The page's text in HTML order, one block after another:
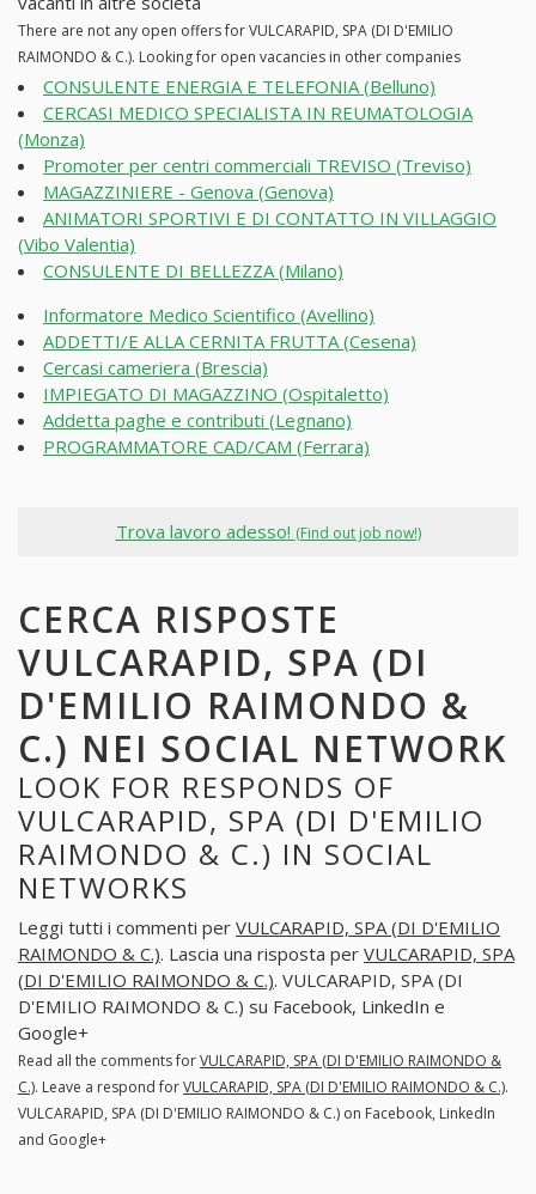
There are not any open offers for VULCARAPID, SPA (DI D'EMILIO
RAIMONDO & C.). Looking for open vacancies in other companies
CONSULENTE ENERGIA E TELEFONIA (Belluno)
CERCASI MEDICO SPECIALISTA IN REUMATOLOGIA
(Monza)
Promoter per centri commerciali TREVISO (Treviso)
MAGAZZINIERE - Genova (Genova)
ANIMATORI SPORTIVI E DI CONTATTO IN VILLAGGIO
(Vibo Valentia)
CONSULENTE DI BELLEZZA (Milano)
Informatore Medico Scientifico (Avellino)
ADDETTI/E ALLA CERNITA FRUTTA (Cesena)
Cercasi cameriera (Brescia)
IMPIEGATO DI MAGAZZINO (Ospitaletto)
Addetta paghe e contributi (Legnano)
PROGRAMMATORE CAD/CAM (Ferrara)
Trova lavoro adesso! (Find out job now!)
CERCA RISPOSTE
VULCARAPID, SPA (DI
D'EMILIO RAIMONDO &
C.) NEI SOCIAL NETWORK
LOOK FOR RESPONDS OF
VULCARAPID, SPA (DI D'EMILIO
RAIMONDO & C.) IN SOCIAL
NETWORKS
Leggi tutti i commenti per VULCARAPID, SPA (DI D'EMILIO
RAIMONDO & C.). Lascia una risposta per VULCARAPID, SPA
(DI D'EMILIO RAIMONDO & C.). VULCARAPID, SPA (DI
D'EMILIO RAIMONDO & C.) su Facebook, LinkedIn e
Google+
Read all the comments forVULCARAPID, SPA (DI D'EMILIO RAIMONDO &
C.). Leave a respond forVULCARAPID, SPA (DI D'EMILIO RAIMONDO & C.).
VULCARAPID, SPA (DI D'EMILIO RAIMONDO & C.) on Facebook, LinkedIn
and Google+